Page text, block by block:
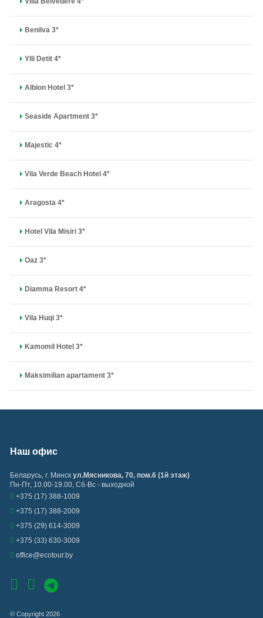
Benilva 3*
Ylli Detit 4*
Albion Hotel 3*
Seaside Apartment 3*
Majestic 4*
Vila Verde Beach Hotel 4*
Aragosta 4*
Hotel Vila Misiri 3*
Oaz 3*
Diamma Resort 4*
Vila Huqi 3*
Kamomil Hotel 3*
Maksimilian apartament 3*
Наш офис
Беларусь, г. Минск ул.Мясникова, 70, пом.6 (1й этаж)
Пн-Пт, 10.00-19.00, Сб-Вс - выходной
+375 (17) 388-1009
+375 (17) 388-2009
+375 (29) 614-3009
+375 (33) 630-3009
office@ecotour.by
© Copyright 2026